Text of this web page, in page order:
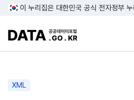
콘텐
푸터
이 누리집은 대한민국 공식 전자정부
DATA.GO.KR 공공데이
XML